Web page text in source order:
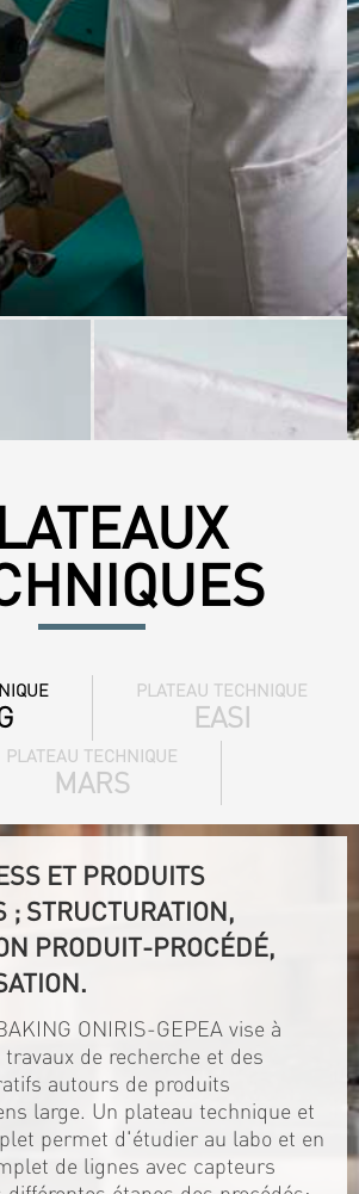
PLATEAU TECHNIQUE
EASI
PLATEAU TECHNIQUE
MARS
ET PRODUITS
; STRUCTURATION,
PRODUIT-PROCÉDÉ,
ONIRIS-GEPEA vise à
de recherche et des
autours de produits
large. Un plateau technique et
permet d'étudier au labo et en
de lignes avec capteurs